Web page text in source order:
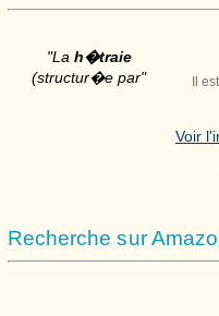
"La h�traie
(structur�e par"
Il
Voir
Recherche sur